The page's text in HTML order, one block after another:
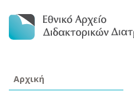
Αρχική